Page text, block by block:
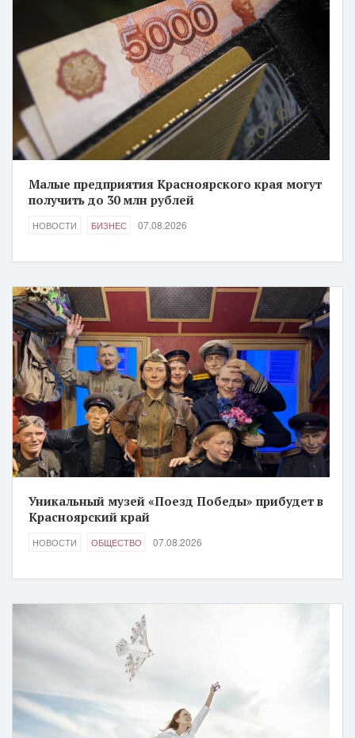
Малые предприятия Красноярского края могут
получить до 30 млн рублей
НОВОСТИ БИЗНЕС 07.08.2026
Уникальный музей «Поезд Победы» прибудет в
Красноярский край
НОВОСТИ ОБЩЕСТВО 07.08.2026